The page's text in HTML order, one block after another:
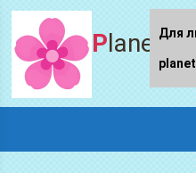
Для